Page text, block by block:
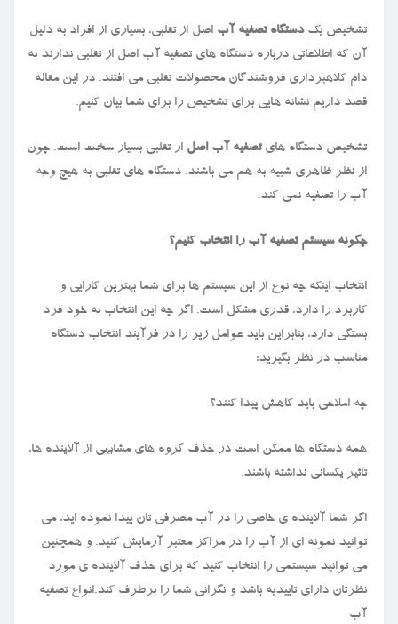
تشخیص یکدستگاه تصفیه آب اصل از تقلبی، بسیاری از افراد به دلیل
آن که اطلاعاتی درباره دستگاه های تصفیه آب اصل از تقلبی ندارند به
دام کلاهبرداری فروشندگان محصولات تقلبی می افتند. در این مقاله
قصد داریم نشانه هایی برای تشخیص را برای شما بیان کنیم.
تشخیص دستگاه های تصفیه آب اصل از تقلبی بسیار سخت است. چون
از نظر ظاهری شبیه به هم می باشند. دستگاه های تقلبی به هیچ وجه
آب را تصفیه نمی کند.
چگونه سیستم تصفیه آب را انتخاب کنیم؟
انتخاب اینکه چه نوع از این سیستم ها برای شما بهترین کارایی و
کاربرد را دارد، قدری مشکل است. اگر چه این انتخاب به خود فرد
بستگی دارد، بنابراین باید عوامل زیر را در فرآیند انتخاب دستگاه
مناسب در نظر بگیرید:
چه املاحی باید کاهش پیدا کنند؟
همه دستگاه ها ممکن است در حذف گروه های مشابهی از آلاینده ها،
تاثیر یکسانی نداشته باشند.
اگر شما آلاینده ی خاصی را در آب مصرفی تان پیدا نموده اید، می
توانید نمونه ای از آب را در مراکز معتبر آزمایش کنید. و همچنین
می توانید سیستمی را انتخاب کنید که برای حذف آلاینده ی مورد
نظرتان دارای تاییدیه باشد و نگرانی شما را برطرف کند.انواع تصفیه
آب